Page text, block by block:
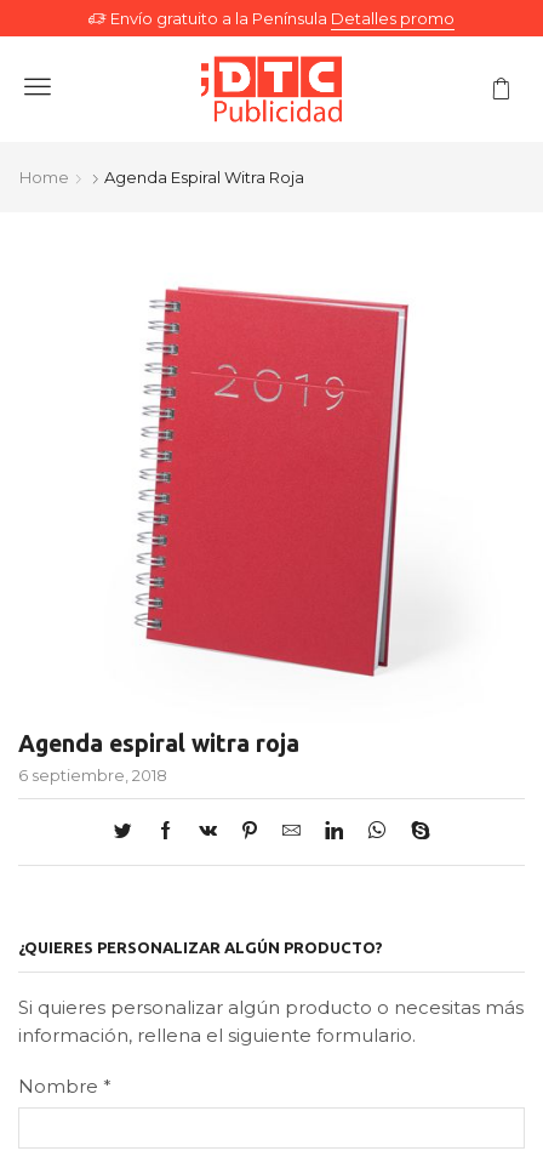
Envío gratuito a la Península Detalles promo
Menu
Home Agenda Espiral Witra Roja
Agenda espiral witra roja
6 septiembre, 2018
¿QUIERES PERSONALIZAR ALGÚN PRODUCTO?
Si quieres personalizar algún producto o necesitas más
información, rellena el siguiente formulario.
Nombre *